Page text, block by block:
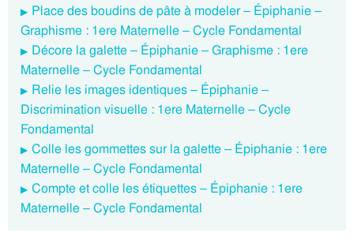
Place des boudins de pâte à modeler – Épiphanie –
Graphisme : 1ere Maternelle – Cycle Fondamental
Décore la galette – Épiphanie – Graphisme : 1ere
Maternelle – Cycle Fondamental
Relie les images identiques – Épiphanie –
Discrimination visuelle : 1ere Maternelle – Cycle
Fondamental
Colle les gommettes sur la galette – Épiphanie : 1ere
Maternelle – Cycle Fondamental
Compte et colle les étiquettes – Épiphanie : 1ere
Maternelle – Cycle Fondamental